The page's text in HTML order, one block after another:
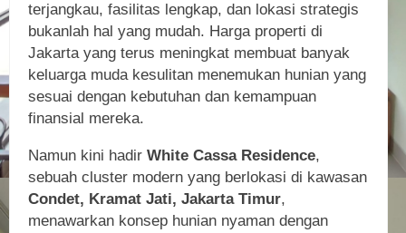
terjangkau, fasilitas lengkap, dan lokasi strategis
bukanlah hal yang mudah. Harga properti di
Jakarta yang terus meningkat membuat banyak
keluarga muda kesulitan menemukan hunian yang
sesuai dengan kebutuhan dan kemampuan
finansial mereka.
Namun kini hadir White Cassa Residence,
sebuah cluster modern yang berlokasi di kawasan
Condet, Kramat Jati, Jakarta Timur,
menawarkan konsep hunian nyaman dengan